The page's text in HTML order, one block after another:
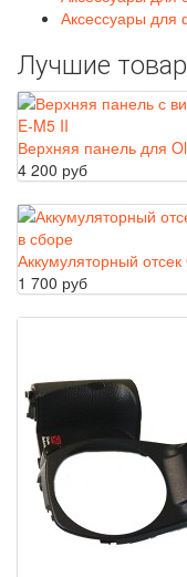
Аксессуары для
Лучшие
Верхняя панель для
4 200 руб
Аккумуляторный
1 700 руб